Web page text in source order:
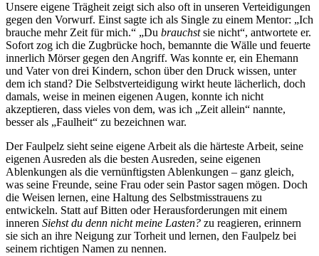
Unsere eigene Trägheit zeigt sich also oft in unseren Verteidigungen
gegen den Vorwurf. Einst sagte ich als Single zu einem Mentor: „Ich
brauche mehr Zeit für mich.“ „Du brauchstsie nicht“, antwortete er.
Sofort zog ich die Zugbrücke hoch, bemannte die Wälle und feuerte
innerlich Mörser gegen den Angriff. Was konnte er, ein Ehemann
und Vater von drei Kindern, schon über den Druck wissen, unter
dem ich stand? Die Selbstverteidigung wirkt heute lächerlich, doch
damals, weise in meinen eigenen Augen, konnte ich nicht
akzeptieren, dass vieles von dem, was ich „Zeit allein“ nannte,
besser als „Faulheit“ zu bezeichnen war.
Der Faulpelz sieht seine eigene Arbeit als die härteste Arbeit, seine
eigenen Ausreden als die besten Ausreden, seine eigenen
Ablenkungen als die vernünftigsten Ablenkungen – ganz gleich,
was seine Freunde, seine Frau oder sein Pastor sagen mögen. Doch
die Weisen lernen, eine Haltung des Selbstmisstrauens zu
entwickeln. Statt auf Bitten oder Herausforderungen mit einem
inneren Siehst du denn nicht meine Lasten? zu reagieren, erinnern
sie sich an ihre Neigung zur Torheit und lernen, den Faulpelz bei
seinem richtigen Namen zu nennen.